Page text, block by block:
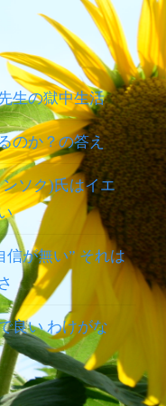
生の獄中生活
のか？の答え
ソク)氏はイエ
信が無い” それは
良い わけがな